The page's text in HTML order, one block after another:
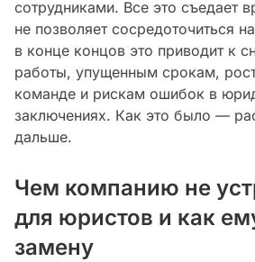
сотрудниками. Все это съедает
не позволяет сосредоточиться
в конце концов это приводит к
работы, упущенным срокам,
команде и рискам ошибок в
заключениях. Как это было —
дальше.
Чем компанию не
для юристов и как
замену